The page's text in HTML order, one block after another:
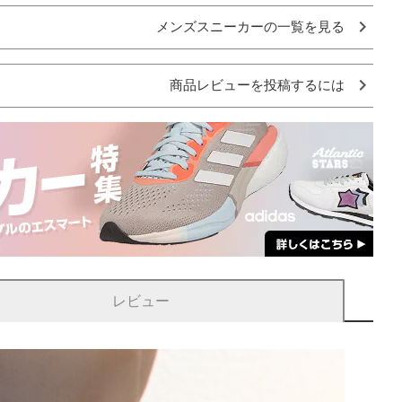
メンズスニーカーの一覧を見る
商品レビューを投稿するには
レビュー